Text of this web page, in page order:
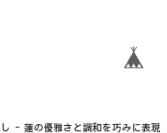
し - 蓮の優雅さと調和を巧みに表現